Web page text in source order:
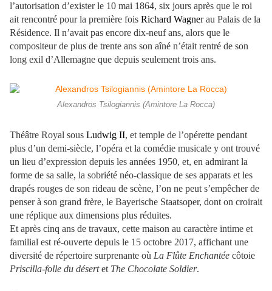
l’autorisation d’exister le 10 mai 1864, six jours après que le roi
ait rencontré pour la première fois Richard Wagner au Palais de la
Résidence. Il n’avait pas encore dix-neuf ans, alors que le
compositeur de plus de trente ans son aîné n’était rentré de son
long exil d’Allemagne que depuis seulement trois ans.
Alexandros Tsilogiannis (Amintore La Rocca)
Théâtre Royal sous Ludwig II, et temple de l’opérette pendant
plus d’un demi-siècle, l’opéra et la comédie musicale y ont trouvé
un lieu d’expression depuis les années 1950, et, en admirant la
forme de sa salle, la sobriété néo-classique de ses apparats et les
drapés rouges de son rideau de scène, l’on ne peut s’empêcher de
penser à son grand frère, le Bayerische Staatsoper, dont on croirait
une réplique aux dimensions plus réduites.
Et après cinq ans de travaux, cette maison au caractère intime et
familial est ré-ouverte depuis le 15 octobre 2017, affichant une
diversité de répertoire surprenante où La Flûte Enchantée côtoie
Priscilla-folle du désertet The Chocolate Soldier.